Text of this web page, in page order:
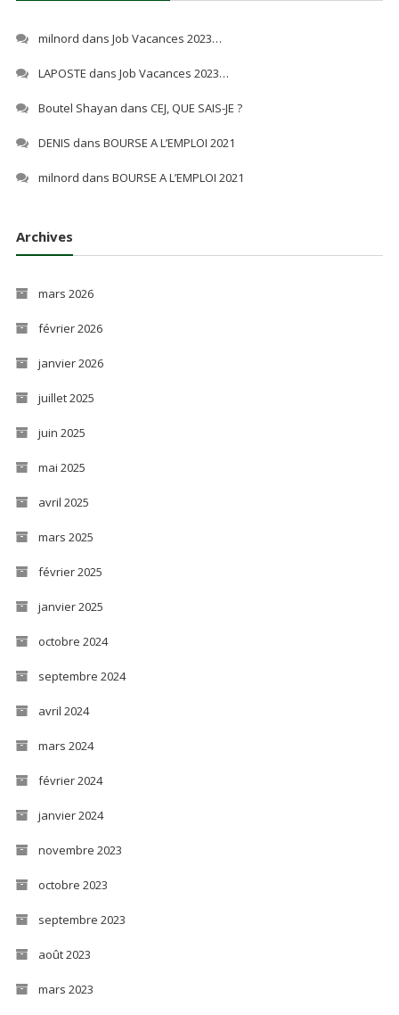
milnord dans Job Vacances 2023…
LAPOSTE dans Job Vacances 2023…
Boutel Shayan dans CEJ, QUE SAIS-JE ?
DENIS dans BOURSE A L’EMPLOI 2021
milnord dans BOURSE A L’EMPLOI 2021
Archives
mars 2026
février 2026
janvier 2026
juillet 2025
juin 2025
mai 2025
avril 2025
mars 2025
février 2025
janvier 2025
octobre 2024
septembre 2024
avril 2024
mars 2024
février 2024
janvier 2024
novembre 2023
octobre 2023
septembre 2023
août 2023
mars 2023